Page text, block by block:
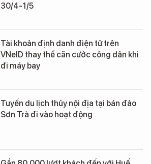
30/4-1/5
Tài khoản định danh điện tử trên
VNeID thay thế căn cước công dân khi
đi máy bay
Tuyến du lịch thủy nội địa tại bán đảo
Sơn Trà đi vào hoạt động